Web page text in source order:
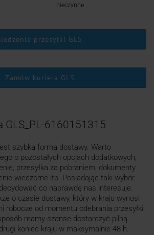
nieczynne
przesyłki GLS
Zamów kuriera GLS
GLS_PL-6160151315
szybką formą dostawy. Warto
o pozostałych opcjach dodatkowych,
przesyłka za pobraniem, dokumenty
wieczorne itp. Posiadając taki wybór,
co naprawdę nas interesuje.
o czasie dostawy, który w kraju wynosi
robocze od momentu odebrania przesyłki
mamy szanse dostarczyć pilną
koniec kraju w maksymalnie 48 h.